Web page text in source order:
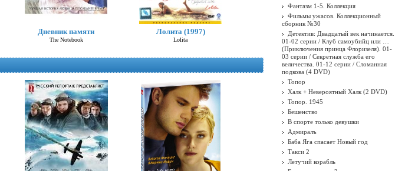
Дневник памяти
The Notebook
Лолита (1997)
Lolita
Фантазм 1-5. Коллекция
Фильмы ужасов. Коллекционный
сборник №30
Детектив: Двадцатый век начинается.
01-02 серии / Клуб самоубийц или …
(Приключения принца Флоризеля). 01-
03 серии / Секретная служба его
величества. 01-12 серии / Сломанная
подкова (4 DVD)
Топор
Халк + Невероятный Халк (2 DVD)
Топор. 1945
Бешенство
В спорте только девушки
Адмиралъ
Баба Яга спасает Новый год
Такси 2
Летучий корабль